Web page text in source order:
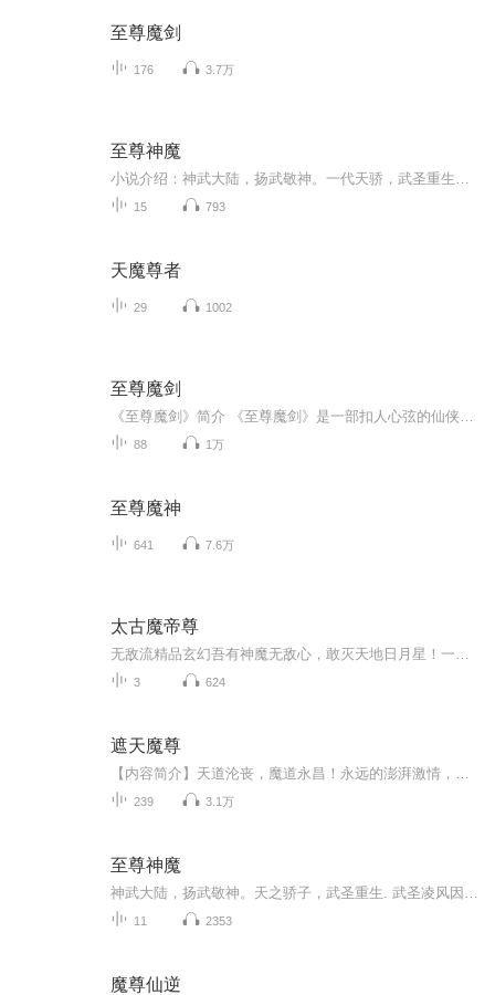
至尊魔剑
176 3.7万
至尊神魔
15 793
天魔尊者
29 1002
至尊魔剑
88 1万
至尊魔神
641 7.6万
太古魔帝尊
3 624
遮天魔尊
239 3.1万
至尊神魔
11 2353
魔尊仙逆